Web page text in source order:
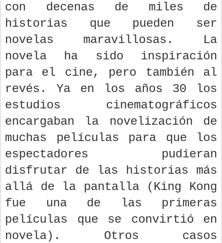
con decenas de miles de
historias que pueden ser
novelas maravillosas. La
novela ha sido inspiración
para el cine, pero también al
revés. Ya en los años 30 los
estudios cinematográficos
encargaban la novelización de
muchas películas para que los
espectadores pudieran
disfrutar de las historias más
allá de la pantalla (King Kong
fue una de las primeras
películas que se convirtió en
novela). Otros casos